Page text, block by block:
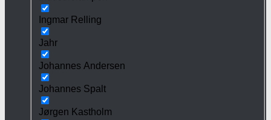
Ingmar Relling
Jahr
Johannes Andersen
Johannes Spalt
Jørgen Kastholm